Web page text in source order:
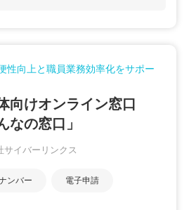
性向上と職員業務効率化をサポー
向けオンライン窓口
なの窓口」
サイバーリンクス
ンバー 電子申請